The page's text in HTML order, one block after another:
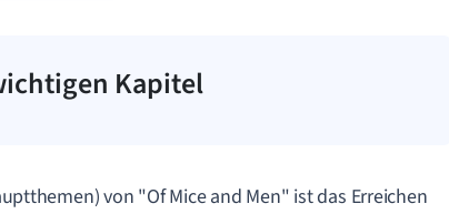
Kapitel
von "Of Mice and Men" ist das Erreichen